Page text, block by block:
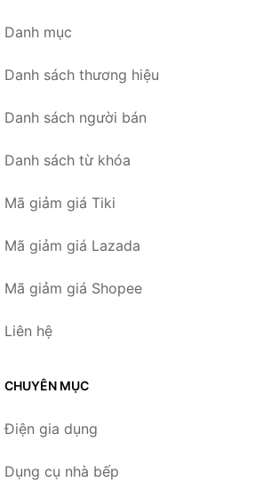
Danh mục
Danh sách thương hiệu
Danh sách người bán
Danh sách từ khóa
Mã giảm giá Tiki
Mã giảm giá Lazada
Mã giảm giá Shopee
Liên hệ
CHUYÊN MỤC
Điện gia dụng
Dụng cụ nhà bếp